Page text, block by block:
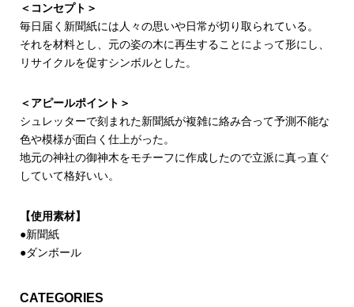
＜コンセプト＞
毎日届く新聞紙には人々の思いや日常が切り取られている。
それを材料とし、元の姿の木に再生することによって形にし、
リサイクルを促すシンボルとした。
＜アピールポイント＞
シュレッターで刻まれた新聞紙が複雑に絡み合って予測不能な
色や模様が面白く仕上がった。
地元の神社の御神木をモチーフに作成したので立派に真っ直ぐ
していて格好いい。
【使用素材】
●新聞紙
●ダンボール
CATEGORIES